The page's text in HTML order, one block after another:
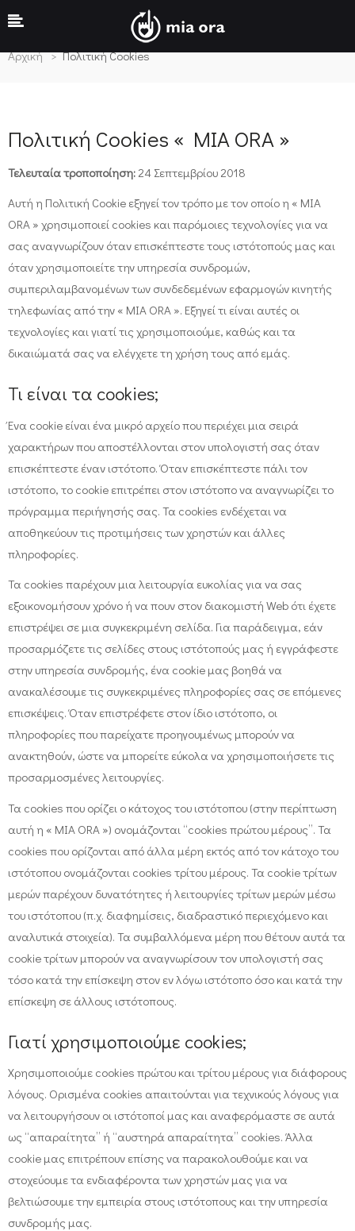
Πολιτική Cookies
Αρχική Πολιτική Cookies
Πολιτική Cookies « MIA ORA »
Τελευταία τροποποίηση: 24 Σεπτεμβρίου 2018
Αυτή η Πολιτική Cookie εξηγεί τον τρόπο με τον οποίο η « MIA
ORA » χρησιμοποιεί cookies και παρόμοιες τεχνολογίες για να
σας αναγνωρίζουν όταν επισκέπτεστε τους ιστότοπούς μας και
όταν χρησιμοποιείτε την υπηρεσία συνδρομών,
συμπεριλαμβανομένων των συνδεδεμένων εφαρμογών κινητής
τηλεφωνίας από την « MIA ORA ». Εξηγεί τι είναι αυτές οι
τεχνολογίες και γιατί τις χρησιμοποιούμε, καθώς και τα
δικαιώματά σας να ελέγχετε τη χρήση τους από εμάς.
Τι είναι τα cookies;
Ένα cookie είναι ένα μικρό αρχείο που περιέχει μια σειρά
χαρακτήρων που αποστέλλονται στον υπολογιστή σας όταν
επισκέπτεστε έναν ιστότοπο. Όταν επισκέπτεστε πάλι τον
ιστότοπο, το cookie επιτρέπει στον ιστότοπο να αναγνωρίζει το
πρόγραμμα περιήγησής σας. Τα cookies ενδέχεται να
αποθηκεύουν τις προτιμήσεις των χρηστών και άλλες
πληροφορίες.
Τα cookies παρέχουν μια λειτουργία ευκολίας για να σας
εξοικονομήσουν χρόνο ή να πουν στον διακομιστή Web ότι έχετε
επιστρέψει σε μια συγκεκριμένη σελίδα. Για παράδειγμα, εάν
προσαρμόζετε τις σελίδες στους ιστότοπούς μας ή εγγράφεστε
στην υπηρεσία συνδρομής, ένα cookie μας βοηθά να
ανακαλέσουμε τις συγκεκριμένες πληροφορίες σας σε επόμενες
επισκέψεις. Όταν επιστρέφετε στον ίδιο ιστότοπο, οι
πληροφορίες που παρείχατε προηγουμένως μπορούν να
ανακτηθούν, ώστε να μπορείτε εύκολα να χρησιμοποιήσετε τις
προσαρμοσμένες λειτουργίες.
Τα cookies που ορίζει ο κάτοχος του ιστότοπου (στην περίπτωση
αυτή η « MIA ORA ») ονομάζονται “cookies πρώτου μέρους”. Τα
cookies που ορίζονται από άλλα μέρη εκτός από τον κάτοχο του
ιστότοπου ονομάζονται cookies τρίτου μέρους. Τα cookie τρίτων
μερών παρέχουν δυνατότητες ή λειτουργίες τρίτων μερών μέσω
του ιστότοπου (π.χ. διαφημίσεις, διαδραστικό περιεχόμενο και
αναλυτικά στοιχεία). Τα συμβαλλόμενα μέρη που θέτουν αυτά τα
cookie τρίτων μπορούν να αναγνωρίσουν τον υπολογιστή σας
τόσο κατά την επίσκεψη στον εν λόγω ιστότοπο όσο και κατά την
επίσκεψη σε άλλους ιστότοπους.
Γιατί χρησιμοποιούμε cookies;
Χρησιμοποιούμε cookies πρώτου και τρίτου μέρους για διάφορους
λόγους. Ορισμένα cookies απαιτούνται για τεχνικούς λόγους για
να λειτουργήσουν οι ιστότοποί μας και αναφερόμαστε σε αυτά
ως “απαραίτητα” ή “αυστηρά απαραίτητα” cookies. Άλλα
cookie μας επιτρέπουν επίσης να παρακολουθούμε και να
στοχεύουμε τα ενδιαφέροντα των χρηστών μας για να
βελτιώσουμε την εμπειρία στους ιστότοπους και την υπηρεσία
συνδρομής μας.